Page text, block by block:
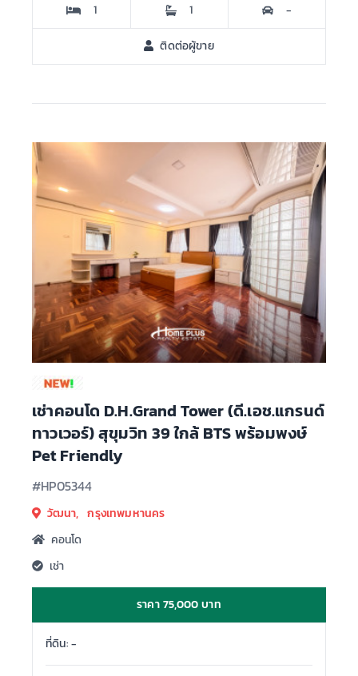
1 1 -
ติดต่อผู้ขาย
เช่าคอนโด D.H.Grand Tower (ดี.เอช.แกรนด์
ทาวเวอร์) สุขุมวิท 39 ใกล้ BTS พร้อมพงษ์
Pet Friendly
#HP05344
วัฒนา, กรุงเทพมหานคร
คอนโด
เช่า
ราคา 75,000 บาท
ที่ดิน: -